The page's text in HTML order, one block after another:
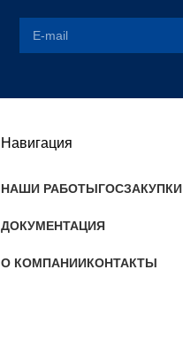
Навигация
НАШИ РАБОТЫГОСЗАКУПКИ
ДОКУМЕНТАЦИЯ
О КОМПАНИИКОНТАКТЫ